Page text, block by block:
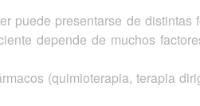
puede presentarse de distintas
depende de muchos
(quimioterapia, terapia